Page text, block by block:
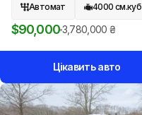
Автомат 4000 см.куб
$90,0003,780,000 ₴
Цікавить авто